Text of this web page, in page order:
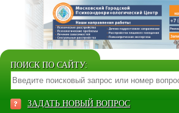
ПОИСК ПО САЙТУ:
ЗАДАТЬ НОВЫЙ ВОПРОС